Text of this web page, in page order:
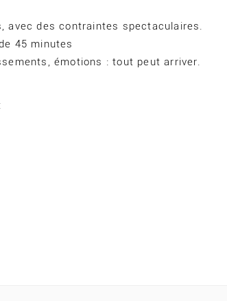
avec des contraintes spectaculaires.
45 minutes
émotions : tout peut arriver.